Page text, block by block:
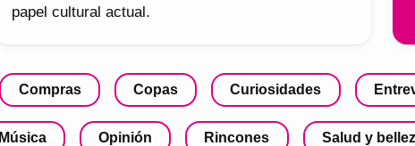
papel cultural actual.
Compras Copas Curiosidades
Música Opinión Rincones Salud y